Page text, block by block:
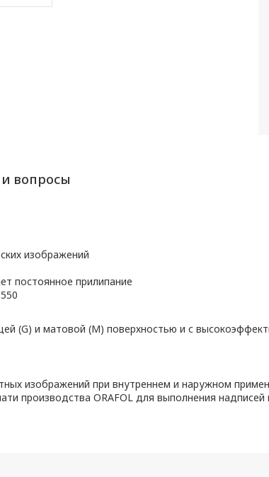
вопросы
изображений
постоянное прилипание
(G) и матовой (M) поверхностью и с
изображений при внутреннем и наружном
производства ORAFOL для выполнения